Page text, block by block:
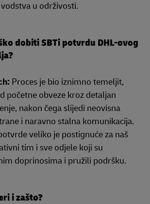
u održivosti.
dobiti SBTi potvrdu DHL-ovog
Proces je bio iznimno temeljit,
početne obveze kroz detaljan
nakon čega slijedi neovisna
i naravno stalna komunikacija.
veliko je postignuće za naš
tim i sve odjele koji su
doprinosima i pružili podršku.
i zašto?